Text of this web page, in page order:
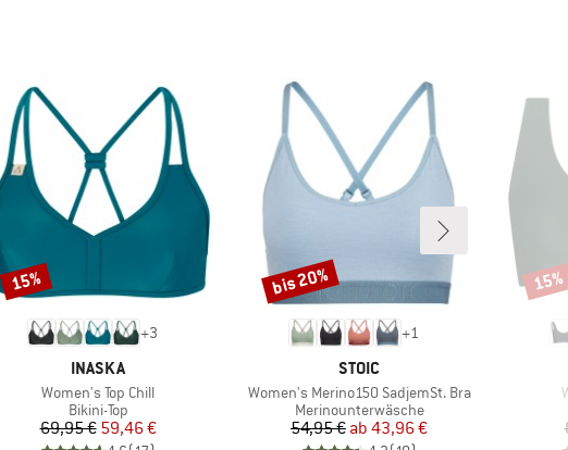
+3
MARKE
INASKA
Artikel
Women's Top Chill
Produktgruppe
Bikini-Top
Preis
69,95 €reduzierter Preis
59,46 €
Rabatt
15%
+1
MARKE
STOIC
Artikel
Women's Merino150 SadjemSt. Bra
Produktgruppe
Merinounterwäsche
Preis
54,95 € reduzierter Preis
ab 43,96 €
Rabatt
bis 20% 15%